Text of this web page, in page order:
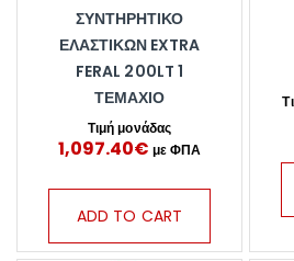
ΣΥΝΤΗΡΗΤΙΚΌ
ΕΛΑΣΤΙΚΏΝ EXTRA
FERAL 200LT 1
ΤΕΜΆΧΙΟ
1,097.40€
ADD TO CART